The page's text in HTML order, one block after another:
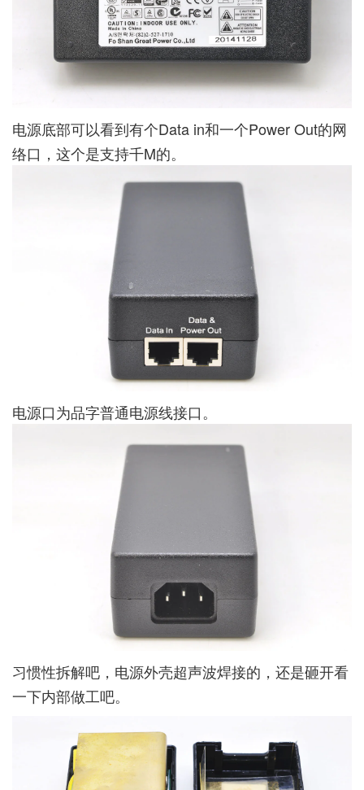
电源底部可以看到有个Data in和一个Power Out的网
络口，这个是支持千M的。
电源口为品字普通电源线接口。
习惯性拆解吧，电源外壳超声波焊接的，还是砸开看
一下内部做工吧。